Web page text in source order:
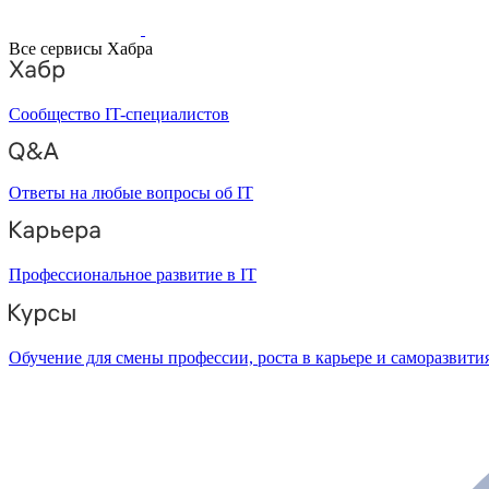
Все сервисы Хабра
Сообщество IT-специалистов
Ответы на любые вопросы об IT
Профессиональное развитие в IT
Обучение для смены профессии, роста в карьере и